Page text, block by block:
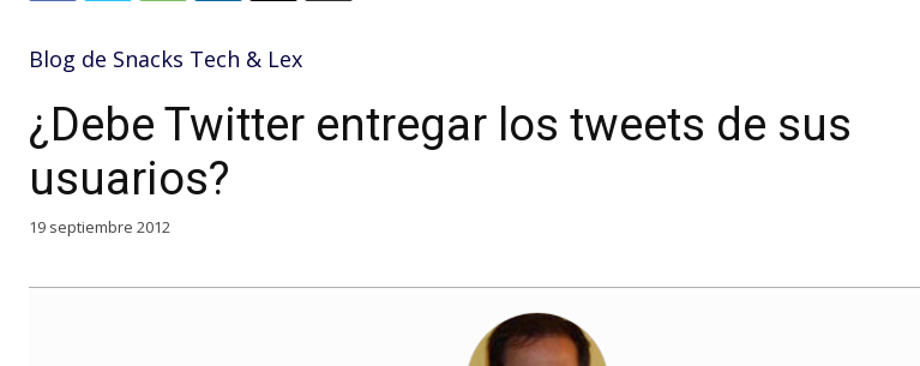
Blog de Snacks Tech & Lex
¿Debe Twitter entregar los tweets de sus
usuarios?
19 septiembre 2012